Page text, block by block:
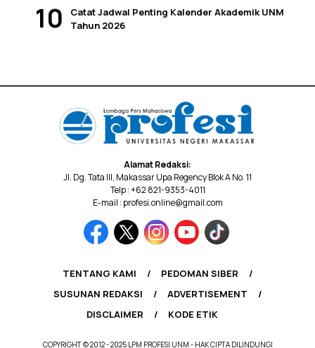
Catat Jadwal Penting Kalender Akademik UNM
Tahun 2026
Alamat Redaksi:
Jl. Dg. Tata III, Makassar Upa Regency Blok A No. 11
Telp : +62 821-9353-4011
E-mail : profesi.online@gmail.com
TENTANG KAMI
PEDOMAN SIBER
SUSUNAN REDAKSI
ADVERTISEMENT
DISCLAIMER
KODE ETIK
COPYRIGHT © 2012 - 2025 LPM PROFESI UNM - HAK CIPTA DILINDUNGI